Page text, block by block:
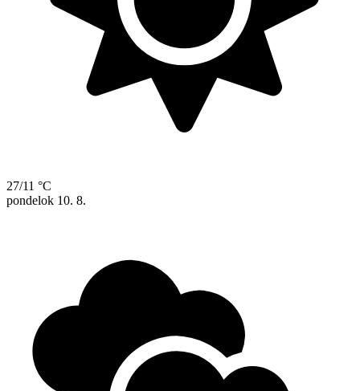
27/11 °C
pondelok 10. 8.